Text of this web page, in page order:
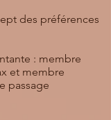
des préférences
: membre
et membre
passage